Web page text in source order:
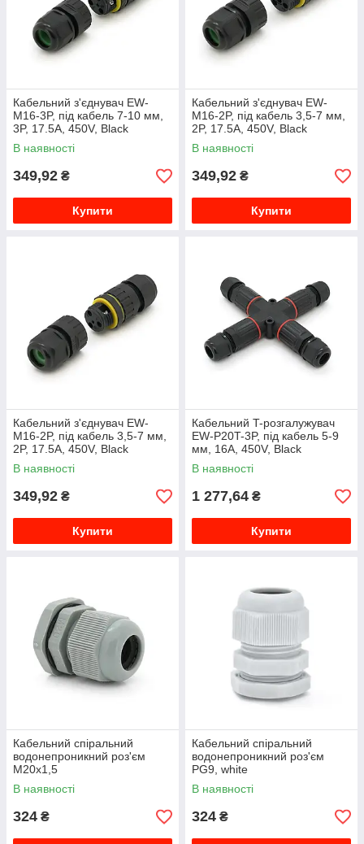
Кабельний з'єднувач EW-
M16-3P, під кабель 7-10 мм,
3P, 17.5A, 450V, Black
В наявності
349,92 ₴
Купити
Кабельний з'єднувач EW-
M16-2P, під кабель 3,5-7 мм,
2P, 17.5A, 450V, Black
В наявності
349,92 ₴
Купити
Кабельний з'єднувач EW-
M16-2P, під кабель 3,5-7 мм,
2P, 17.5A, 450V, Black
В наявності
349,92 ₴
Купити
Кабельний T-розгалужувач
EW-P20T-3P, під кабель 5-9
мм, 16A, 450V, Black
В наявності
1 277,64 ₴
Купити
Кабельний спіральний
водонепроникний роз'єм
М20х1,5
В наявності
324 ₴
Кабельний спіральний
водонепроникний роз'єм
PG9, white
В наявності
324 ₴